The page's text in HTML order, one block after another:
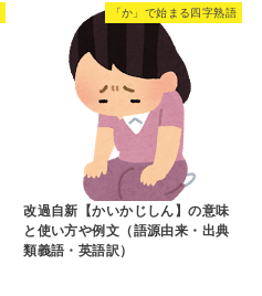
「か」で始まる四字熟語
改過自新【かいかじしん】の意味
と使い方や例文（語源由来・出典
類義語・英語訳）